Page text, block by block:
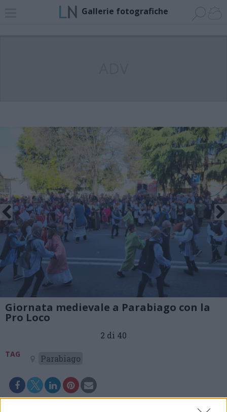
Gallerie fotografiche
Giornata medievale a Parabiago con la
Pro Loco
2 di 40
TAG Parabiago